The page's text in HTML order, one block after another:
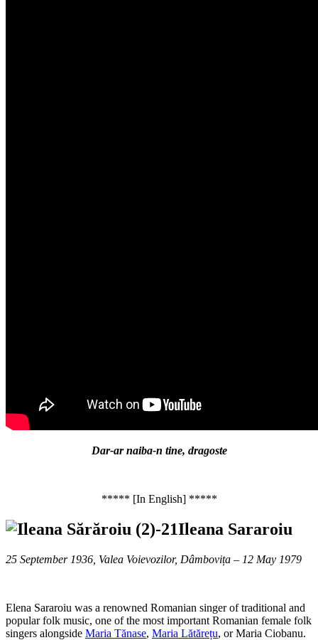
Dar-ar naiba-n tine, dragoste
***** [In English] *****
Ileana Sararoiu
25 September 1936, Valea Voievozilor, Dâmbovița – 12 May 1979
Elena Sararoiu was a renowned Romanian singer of traditional and
popular folk music, one of the most important Romanian female folk
singers alongside Maria Tănase, Maria Lătărețu, or Maria Ciobanu.